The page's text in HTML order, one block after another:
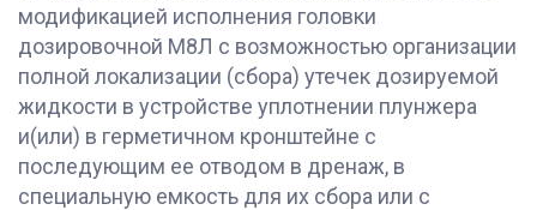
модификацией исполнения головки
дозировочной М8Л с возможностью организации
полной локализации (сбора) утечек дозируемой
жидкости в устройстве уплотнении плунжера
и(или) в герметичном кронштейне с
последующим ее отводом в дренаж, в
специальную емкость для их сбора или с